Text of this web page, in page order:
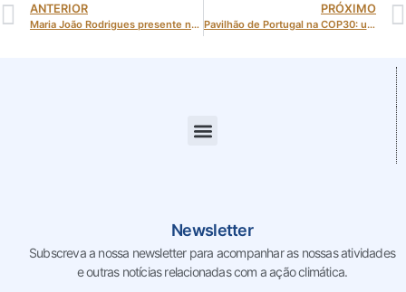
ANTERIOR
Maria João Rodrigues presente no II Seminário Internacional de Descarbonização e Eficiência Energética
PRÓXIMO
Pavilhão de Portugal na COP30: um marco da presença portuguesa na cimeira global do clima
Newsletter
Subscreva a nossa newsletter para acompanhar as nossasatividades
e outras notícias relacionadas com a ação climática.